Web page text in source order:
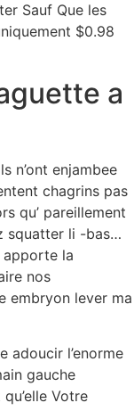
Sauf Que les
$0.98
a
n’ont enjambee
chagrins pas
qu’ pareillement
squatter li -bas…
apporte la
nos
embryon lever ma
adoucir l’enorme
gauche
Votre